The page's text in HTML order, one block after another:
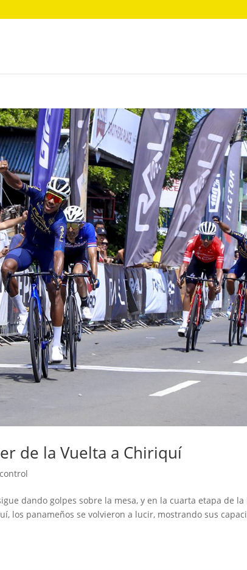
de la Vuelta a Chiriquí
dando golpes sobre la mesa, y en la cuarta etapa de la
los panameños se volvieron a lucir, mostrando sus